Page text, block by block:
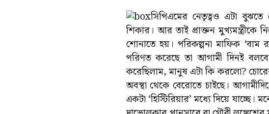
সিপিএমের নেতৃত্বও এটা
শিকার। আর তাই প্রাক্তন মুখ্যমন্ত্রীকে
শোনাতে হয়। পরিকল্পনা মাফিক ‘বাম
পরিণত করেছে তা আগামী দিনই
করেছিলাম, মানুষ এটা কি করলো?
অবস্থা থেকে বেরোতে চাইছে।
একটা ‘হিস্টিরিয়ার’ মধ্যে দিয়ে